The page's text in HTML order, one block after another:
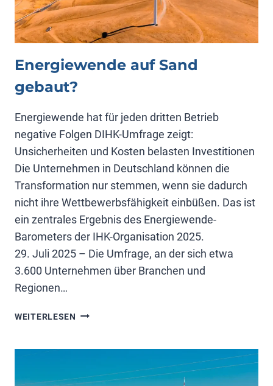
Energiewende auf Sand
gebaut?
Energiewende hat für jeden dritten Betrieb
negative Folgen DIHK-Umfrage zeigt:
Unsicherheiten und Kosten belasten Investitionen
Die Unternehmen in Deutschland können die
Transformation nur stemmen, wenn sie dadurch
nicht ihre Wettbewerbsfähigkeit einbüßen. Das ist
ein zentrales Ergebnis des Energiewende-
Barometers der IHK-Organisation 2025.
29. Juli 2025 – Die Umfrage, an der sich etwa
3.600 Unternehmen über Branchen und
Regionen…
WEITERLESEN ENERGIEWENDE